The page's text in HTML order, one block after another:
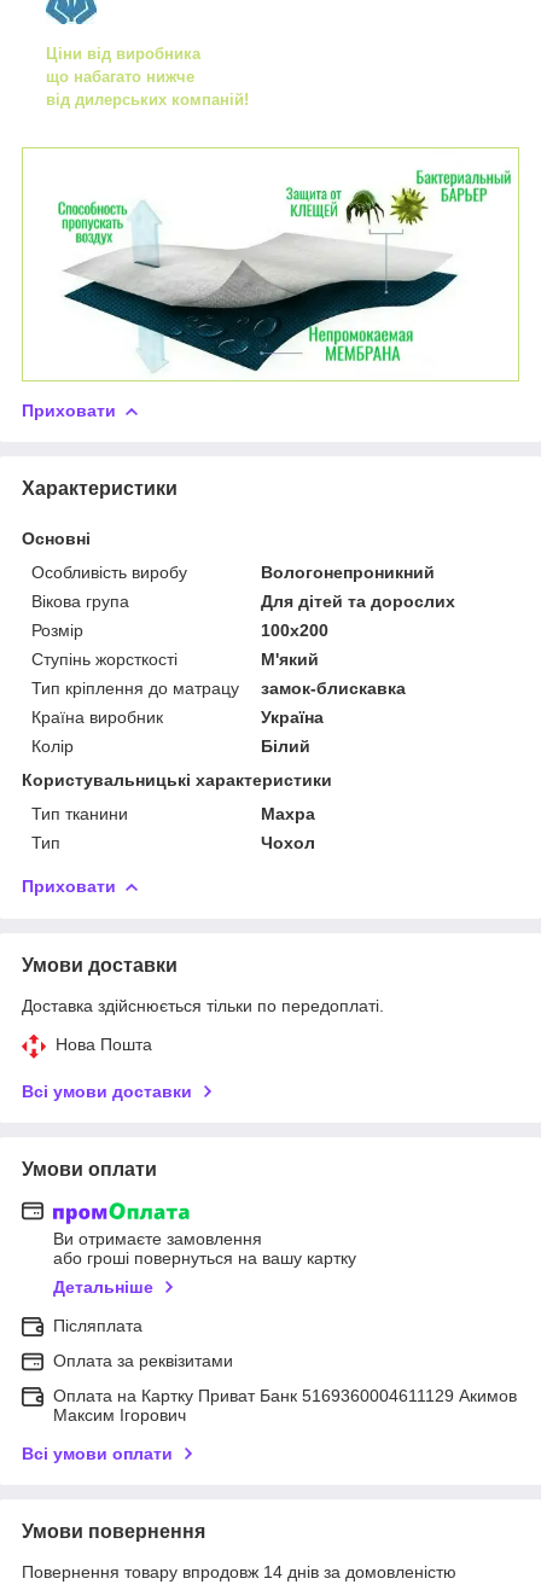
Ціни від виробника
що набагато нижче
від дилерських компаній!
Приховати
Характеристики
Основні
Особливість виробу
Вологонепроникний
Вікова група
Для дітей та дорослих
Розмір
100x200
Ступінь жорсткості
М'який
Тип кріплення до матрацу
замок-блискавка
Країна виробник
Україна
Колір
Білий
Користувальницькі характеристики
Тип тканини
Махра
Тип
Чохол
Приховати
Умови доставки
Доставка здійснюється тільки по передоплаті.
Нова Пошта
Всі умови доставки
Умови оплати
Ви отримаєте замовлення
або гроші повернуться на вашу картку
Детальніше
Післяплата
Оплата за реквізитами
Оплата на Картку Приват Банк 5169360004611129 Акимов
Максим Ігорович
Всі умови оплати
Умови повернення
Повернення товару впродовж 14 днів за домовленістю